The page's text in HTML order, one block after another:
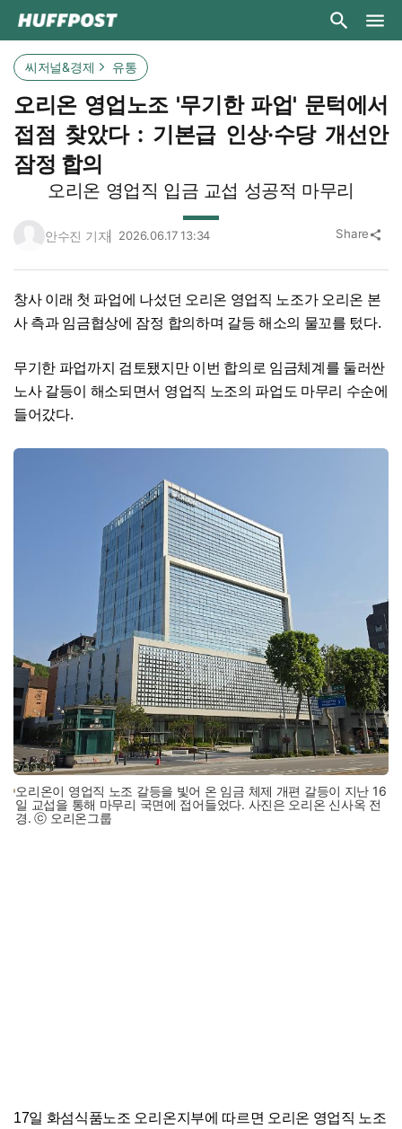
씨저널&경제 유통
오리온 영업노조 '무기한 파업' 문턱에서
접점 찾았다 : 기본급 인상·수당 개선안
잠정 합의
오리온 영업직 입금 교섭 성공적 마무리
안수진 기자 2026.06.17 13:34 Share share
창사 이래 첫 파업에 나섰던 오리온 영업직 노조가 오리온 본
사 측과 임금협상에 잠정 합의하며 갈등 해소의 물꼬를 텄다.
무기한 파업까지 검토됐지만 이번 합의로 임금체계를 둘러싼
노사 갈등이 해소되면서 영업직 노조의 파업도 마무리 수순에
들어갔다.
오리온이 영업직 노조 갈등을 빛어 온 임금 체제 개편 갈등이 지난 16
일 교섭을 통해 마무리 국면에 접어들었다. 사진은 오리온 신사옥 전
경. ⓒ 오리온그룹
17일 화섬식품노조 오리온지부에 따르면 오리온 영업직 노조